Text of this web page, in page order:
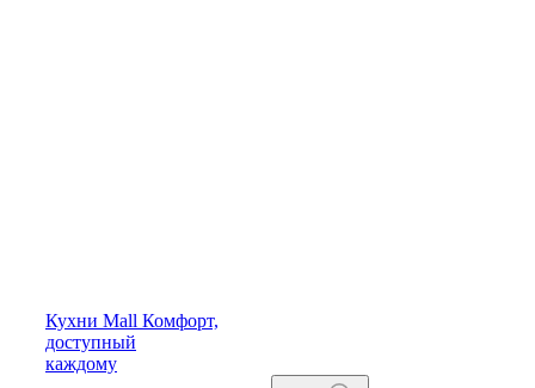
Кухни Mall Комфорт,
доступный
каждому